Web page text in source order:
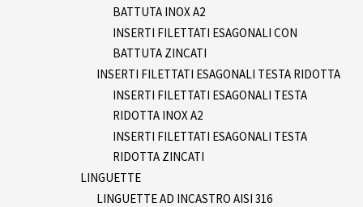
BATTUTA INOX A2
INSERTI FILETTATI ESAGONALI CON
BATTUTA ZINCATI
INSERTI FILETTATI ESAGONALI TESTA RIDOTTA
INSERTI FILETTATI ESAGONALI TESTA
RIDOTTA INOX A2
INSERTI FILETTATI ESAGONALI TESTA
RIDOTTA ZINCATI
LINGUETTE
LINGUETTE AD INCASTRO AISI 316